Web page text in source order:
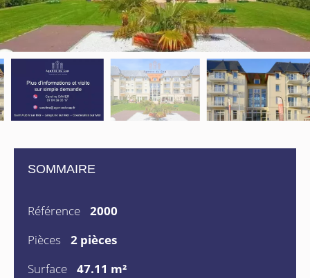
SOMMAIRE
Référence
2000
Pièces
2 pièces
Surface
47.11 m²